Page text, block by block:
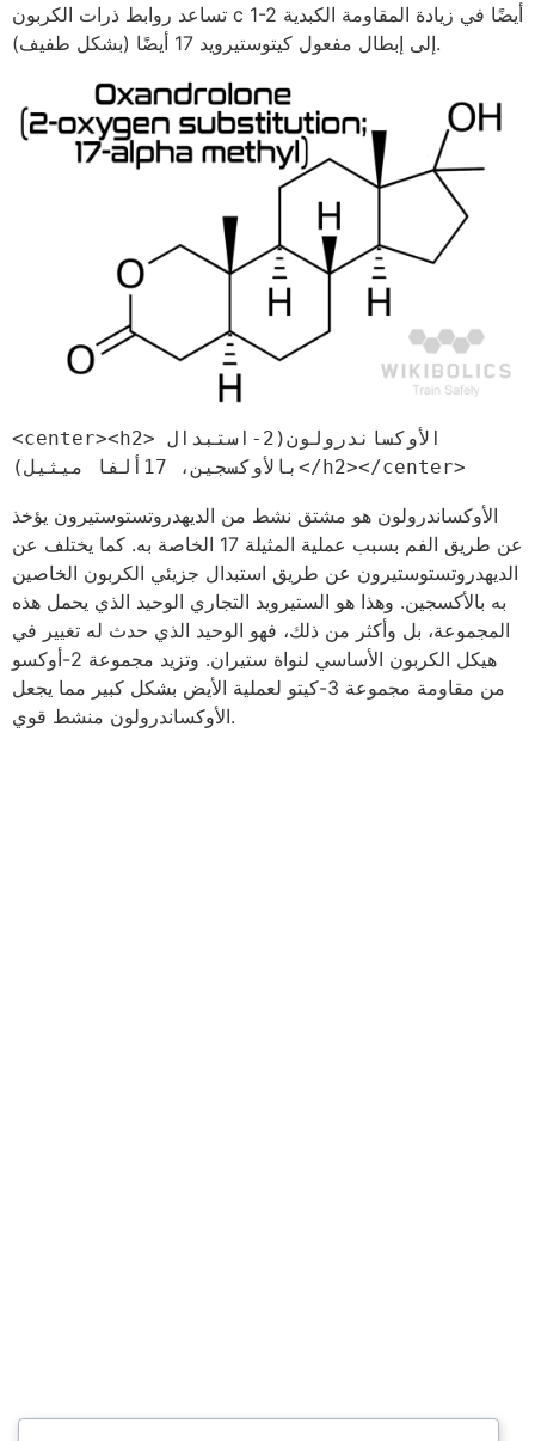
تساعد روابط ذرات الكربون c 1-2 أيضًا في زيادة المقاومة الكبدية
إلى إبطال مفعول كيتوستيرويد 17 أيضًا (بشكل طفيف).
<center><h2>الأوكساندرولون(2-استبدال
بالأوكسجين، 17ألفا ميثيل)</h2></center>
الأوكساندرولون هو مشتق نشط من الديهدروتستوستيرون يؤخذ
عن طريق الفم بسبب عملية المثيلة 17 الخاصة به. كما يختلف عن
الديهدروتستوستيرون عن طريق استبدال جزيئي الكربون الخاصين
به بالأكسجين. وهذا هو الستيرويد التجاري الوحيد الذي يحمل هذه
المجموعة، بل وأكثر من ذلك، فهو الوحيد الذي حدث له تغيير في
هيكل الكربون الأساسي لنواة ستيران. وتزيد مجموعة 2-أوكسو
من مقاومة مجموعة 3-كيتو لعملية الأيض بشكل كبير مما يجعل
الأوكساندرولون منشط قوي.